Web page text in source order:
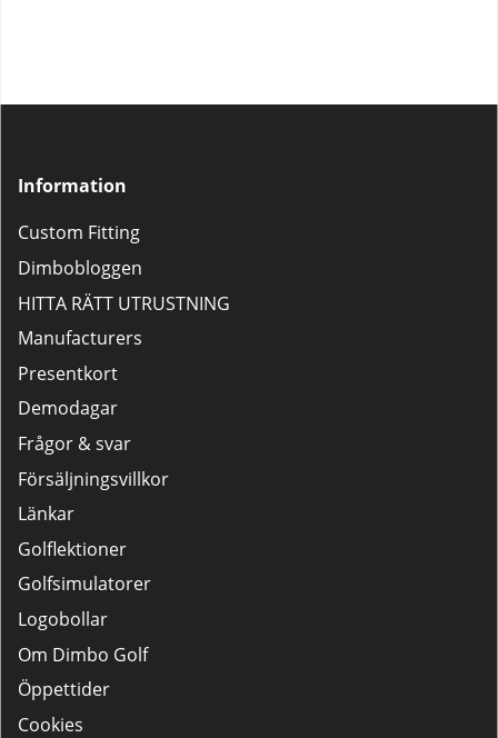
Information
Custom Fitting
Dimbobloggen
HITTA RÄTT UTRUSTNING
Manufacturers
Presentkort
Demodagar
Frågor & svar
Försäljningsvillkor
Länkar
Golflektioner
Golfsimulatorer
Logobollar
Om Dimbo Golf
Öppettider
Cookies